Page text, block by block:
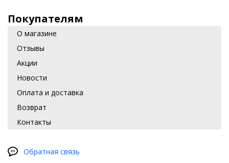
Покупателям
О магазине
Отзывы
Акции
Новости
Оплата и доставка
Возврат
Контакты
Обратная связь